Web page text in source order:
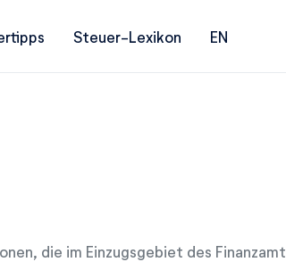
Steuer-Lexikon EN
die im Einzugsgebiet des Finanzamt